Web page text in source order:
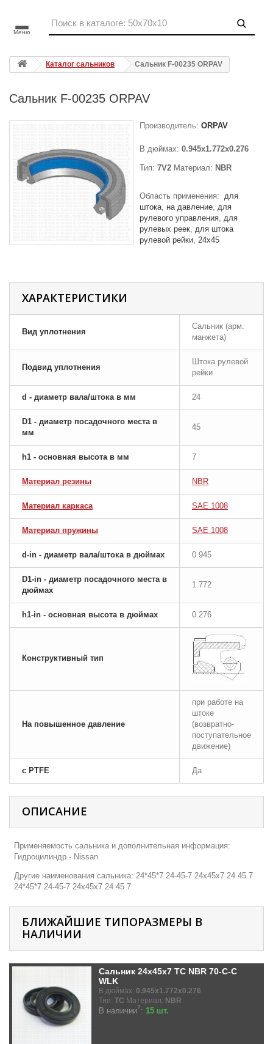
Меню
Каталог сальников Сальник F-00235 ORPAV
Сальник F-00235 ORPAV
Производитель: ORPAV
В дюймах: 0.945x1.772x0.276
Тип: 7V2 Материал: NBR
Область применения: для
штока на давление для
рулевого управления для
рулевых реек для штока
рулевой рейки 24x45
ХАРАКТЕРИСТИКИ
Вид уплотнения
Сальник (арм.
манжета)
Подвид уплотнения
Штока рулевой
рейки
d - диаметр вала/штока в мм 24
D1 - диаметр посадочного места в
мм
45
h1 - основная высота в мм 7
Материал резины NBR
Материал каркаса SAE 1008
Материал пружины SAE 1008
d-in - диаметр вала/штока в дюймах 0.945
D1-in - диаметр посадочного места в
дюймах
1.772
h1-in - основная высота в дюймах 0.276
Конструктивный тип
На повышенное давление
при работе на
штоке
(возвратно-
поступательное
движение)
с PTFE Да
ОПИСАНИЕ
Применяемость сальника и дополнительная информация:
Гидроцилиндр - Nissan
Другие наименования сальника: 24*45*7 24-45-7 24х45х7 24 45 7
24*45*7 24-45-7 24х45х7 24 45 7
БЛИЖАЙШИЕ ТИПОРАЗМЕРЫ В
НАЛИЧИИ
Сальник 24x45x7 TC NBR 70-C-C
WLK
В дюймах: 0.945x1.772x0.276
Тип: TC Материал: NBR
В наличии?: 15 шт.